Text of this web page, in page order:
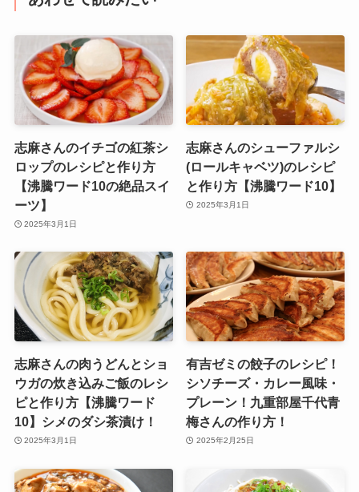
志麻さんのイチゴの紅茶シ
ロップのレシピと作り方
【沸騰ワード10の絶品スイ
ーツ】
2025年3月1日
志麻さんのシューファルシ
(ロールキャベツ)のレシピ
と作り方【沸騰ワード10】
2025年3月1日
志麻さんの肉うどんとショ
ウガの炊き込みご飯のレシ
ピと作り方【沸騰ワード
10】シメのダシ茶漬け！
2025年3月1日
有吉ゼミの餃子のレシピ！
シソチーズ・カレー風味・
プレーン！九重部屋千代青
梅さんの作り方！
2025年2月25日